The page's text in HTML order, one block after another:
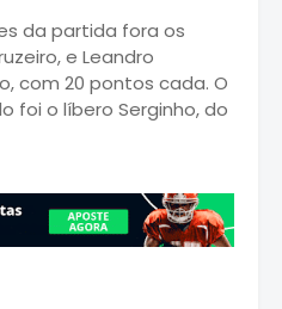
da partida fora os
e Leandro
com 20 pontos cada. O
foi o líbero Serginho, do